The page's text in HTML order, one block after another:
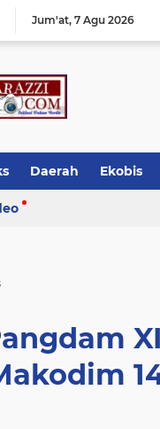
Jum'at 7 Agu 2026
Daerah Ekobis